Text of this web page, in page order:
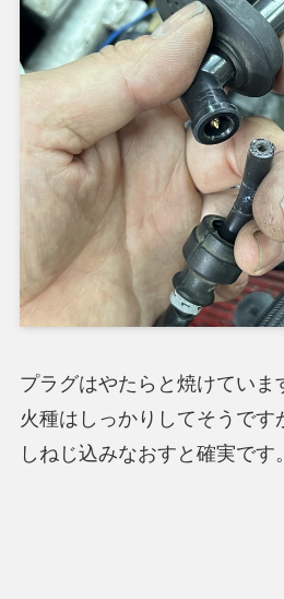
プラグはやたらと焼けていま
火種はしっかりしてそうです
しねじ込みなおすと確実です。